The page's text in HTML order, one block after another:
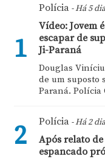
1
Polícia- Há 5
Vídeo: Jovem
escapar de
Ji-Paraná
Douglas
de um suposto
Paraná. Polícia
2 Polícia- Há 2
Após relato
espancado